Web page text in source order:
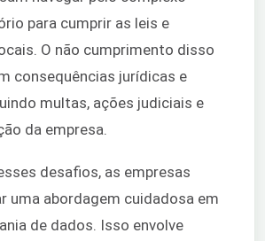
para cumprir as leis e
O não cumprimento disso
consequências jurídicas e
multas, ações judiciais e
da empresa.
desafios, as empresas
uma abordagem cuidadosa em
de dados. Isso envolve